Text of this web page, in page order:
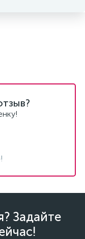
Задайте